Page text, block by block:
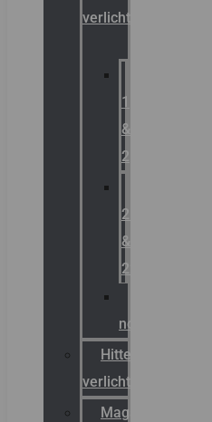
verlichting
1
&
2
21
&
22
noodverlichting
Hittebestendige
verlichting
Magazijn